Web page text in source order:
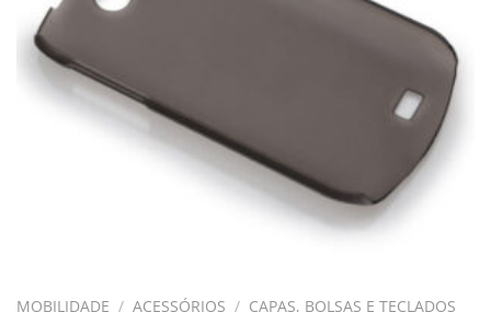
MOBILIDADE / ACESSÓRIOS / CAPAS, BOLSAS E TECLADOS